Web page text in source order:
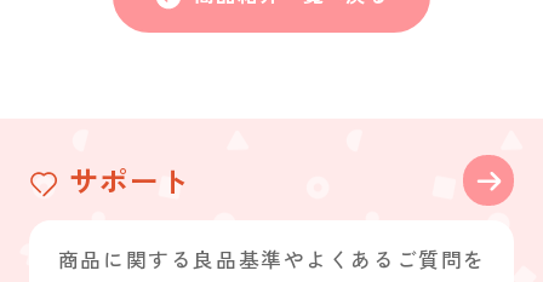
サポート
商品に関する良品基準やよくあるご質問を